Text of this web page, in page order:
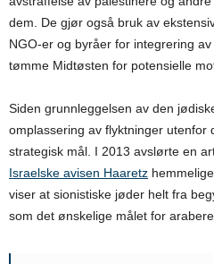
dem. De gjør også bruk av
NGO-er og byråer for integrering
tømme Midtøsten for potensielle
Siden grunnleggelsen av den
omplassering av flyktninger
strategisk mål. I 2013 avslørte en
Israelske avisen Haaretz
viser at sionistiske jøder helt fra
som det ønskelige målet for